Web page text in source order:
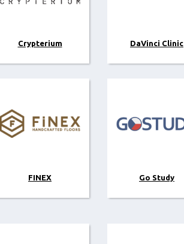
Crypterium DaVinci Clinic
FINEX Go Study